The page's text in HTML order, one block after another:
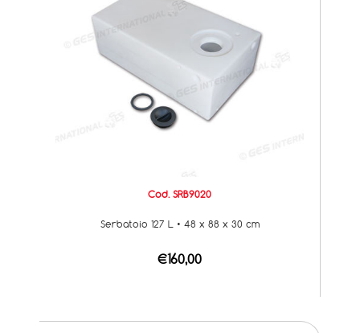
Cod. SRB9020
Serbatoio 127 L • 48 x 88 x 30 cm
€160,00